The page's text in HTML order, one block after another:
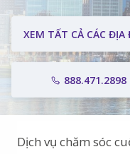
888.471.2898
XEM TẤT CẢ CÁC ĐỊA
Dịch vụ chăm sóc